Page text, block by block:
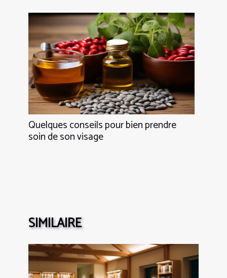
Quelques conseils pour bien prendre
soin de son visage
SIMILAIRE